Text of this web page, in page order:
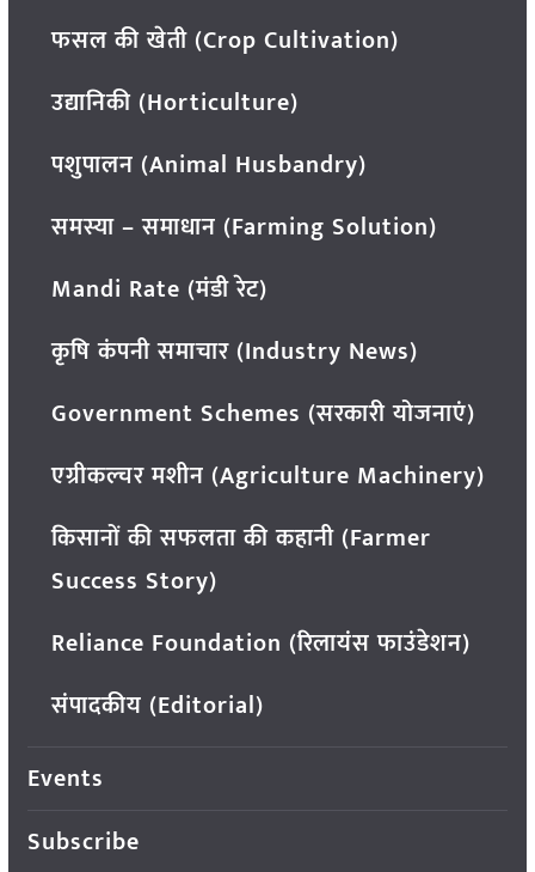
फसल की खेती (Crop Cultivation)
उद्यानिकी (Horticulture)
पशुपालन (Animal Husbandry)
समस्या – समाधान (Farming Solution)
Mandi Rate (मंडी रेट)
कृषि कंपनी समाचार (Industry News)
Government Schemes (सरकारी योजनाएं)
एग्रीकल्चर मशीन (Agriculture Machinery)
किसानों की सफलता की कहानी (Farmer
Success Story)
Reliance Foundation (रिलायंस फाउंडेशन)
संपादकीय (Editorial)
Events
Subscribe